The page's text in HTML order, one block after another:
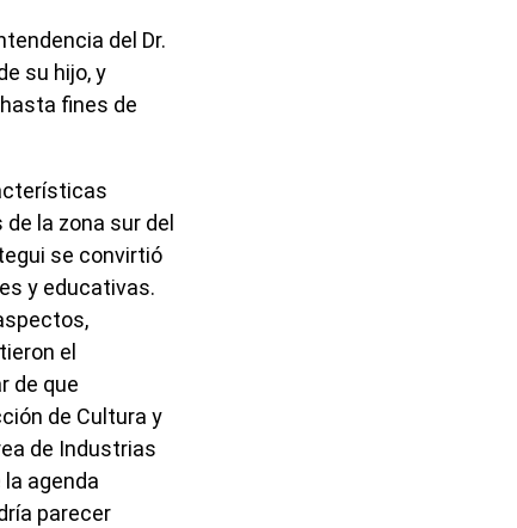
del Dr.
su hijo, y
fines de
la zona sur del
se convirtió
y educativas.
el
de que
de Cultura y
de Industrias
agenda
parecer